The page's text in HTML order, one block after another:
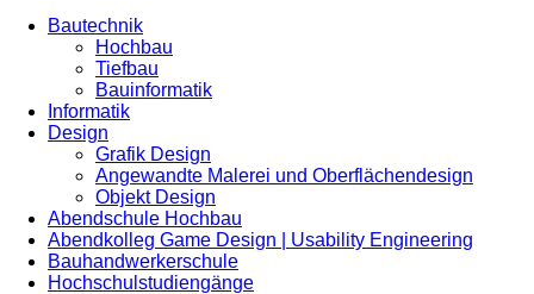
Bautechnik
Hochbau
Tiefbau
Bauinformatik
Informatik
Design
Grafik Design
Angewandte Malerei und Oberflächendesign
Objekt Design
Abendschule Hochbau
Abendkolleg Game Design | Usability Engineering
Bauhandwerkerschule
Hochschulstudiengänge